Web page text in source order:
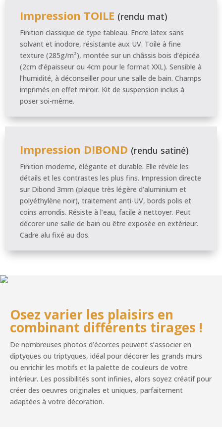
Impression TOILE (rendu mat)
Finition classique de type tableau. Encre latex sans
solvant et inodore, résistante aux UV. Toile à fine
texture (285g/m²), montée sur un châssis bois d’épicéa
(2cm d’épaisseur ou 4cm pour le format XXL). Sensible à
l’humidité, à déconseiller pour une salle de bain. Champs
imprimés en effet miroir. Kit de suspension inclus à
poser soi-même.
Impression DIBOND (rendu satiné)
Finition moderne, élégante et durable. Elle révèle les
détails et les contrastes les plus fins. Impression directe
sur Dibond 3mm (plaque très légère d’aluminium et
polyéthylène noir), traitement anti-UV, bords polis et
coins arrondis. Résiste à l’eau, facile à nettoyer. Peut
décorer une salle de bain ou être exposée en extérieur.
Cadre alu fixé au dos.
Osez varier les plaisirs en
combinant différents tirages !
De nombreuses photos d’écorces peuvent s’associer en
diptyques ou triptyques, idéal pour décorer les grands murs
ou enrichir les motifs et la palette de couleurs de votre
intérieur. Les possibilités sont infinies, alors soyez créatif pour
créer des oeuvres originales et uniques, parfaitement
adaptées à votre décoration.